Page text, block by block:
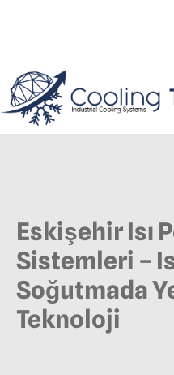
Eskişehir Isı
Sistemleri –
Soğutmada
Teknoloji